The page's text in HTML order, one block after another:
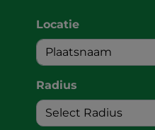
Locatie
Radius